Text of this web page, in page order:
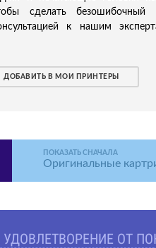
сделать безошибочный
к нашим
ДОБАВИТЬ В МОИ ПРИНТЕРЫ
ПОКАЗАТЬ СНАЧАЛА
Оригинальные
ОТ